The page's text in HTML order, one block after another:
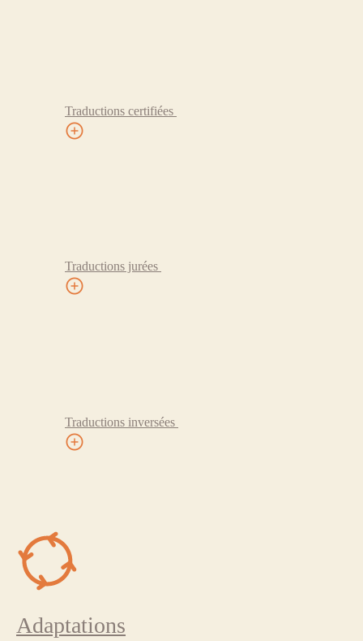
Traductions certifiées
Traductions jurées
Traductions inversées
Adaptations